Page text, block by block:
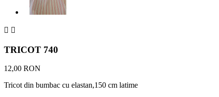
 
TRICOT 740
12,00 RON
Tricot din bumbac cu elastan,150 cm latime